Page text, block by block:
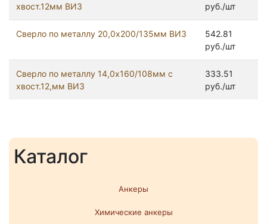
Каталог
Анкеры
Химические анкеры
хвост.12мм ВИЗ
руб./шт
Сверло по металлу 20,0х200/135мм ВИЗ
542.81
руб./шт
Сверло по металлу 14,0х160/108мм с
хвост.12,мм ВИЗ
333.51
руб./шт